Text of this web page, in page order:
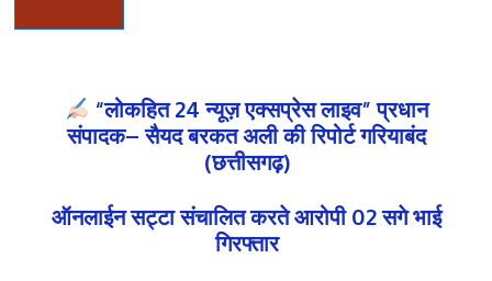
“लोकहित 24 न्यूज़ एक्सप्रेस लाइव” प्रधान
संपादक– सैयद बरकत अली की रिपोर्ट गरियाबंद
(छत्तीसगढ़)
ऑनलाईन सट्टा संचालित करते आरोपी 02 सगे भाई
गिरफ्तार